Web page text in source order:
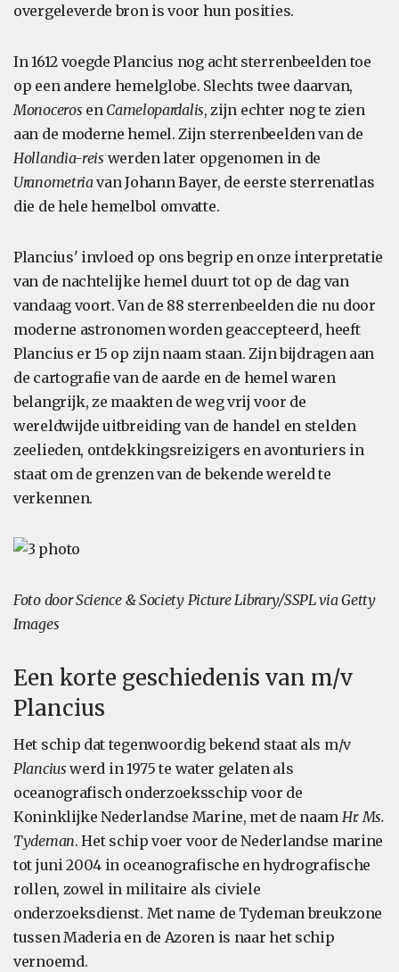
overgeleverde bron is voor hun posities.
In 1612 voegde Plancius nog acht sterrenbeelden toe
op een andere hemelglobe. Slechts twee daarvan,
Monoceros en Camelopardalis, zijn echter nog te zien
aan de moderne hemel. Zijn sterrenbeelden van de
Hollandia-reis werden later opgenomen in de
Uranometriavan Johann Bayer, de eerste sterrenatlas
die de hele hemelbol omvatte.
Plancius' invloed op ons begrip en onze interpretatie
van de nachtelijke hemel duurt tot op de dag van
vandaag voort. Van de 88 sterrenbeelden die nu door
moderne astronomen worden geaccepteerd, heeft
Plancius er 15 op zijn naam staan. Zijn bijdragen aan
de cartografie van de aarde en de hemel waren
belangrijk, ze maakten de weg vrij voor de
wereldwijde uitbreiding van de handel en stelden
zeelieden, ontdekkingsreizigers en avonturiers in
staat om de grenzen van de bekende wereld te
verkennen.
Foto door Science & Society Picture Library/SSPL via Getty
Images
Een korte geschiedenis van m/v
Plancius
Het schip dat tegenwoordig bekend staat als m/v
Planciuswerd in 1975 te water gelaten als
oceanografisch onderzoeksschip voor de
Koninklijke Nederlandse Marine, met de naam Hr. Ms.
Tydeman. Het schip voer voor de Nederlandse marine
tot juni 2004 in oceanografische en hydrografische
rollen, zowel in militaire als civiele
onderzoeksdienst. Met name de Tydeman breukzone
tussen Maderia en de Azoren is naar het schip
vernoemd.